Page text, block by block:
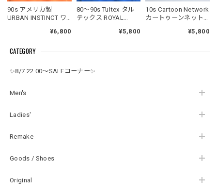
CATEGORY
✨8/7 22:00～SALEコーナー✨
Men's
Ladies'
Remake
Goods / Shoes
Original
90s アメリカ製
URBAN INSTINCT ワ
ーネック トレーナー
スウェット ヴィンテ
古着 ユニセックスデ
ザイン
¥6,800
80～90s Tultex タル
テックス ROYAL
CLUB 刺繍 カラーブ
ェット トレーナー ヴ
ジ USA アメリカ古着
メンズS
¥5,800
10s Cartoon Network
カートゥーンネット
ータイム キャラクタ
ディー トロンプルイ
¥5,800